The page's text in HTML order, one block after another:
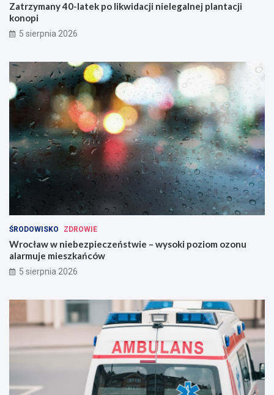
Zatrzymany 40-latek po likwidacji nielegalnej plantacji
konopi
5 sierpnia 2026
ŚRODOWISKO ZDROWIE
Wrocław w niebezpieczeństwie – wysoki poziom ozonu
alarmuje mieszkańców
5 sierpnia 2026